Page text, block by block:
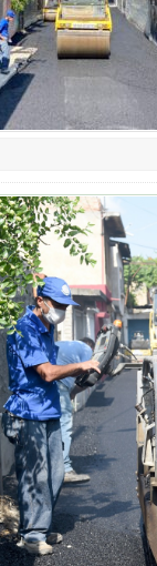
BÖLGEMİZ
İyi Parti Yüreğir
Kimyasallardan